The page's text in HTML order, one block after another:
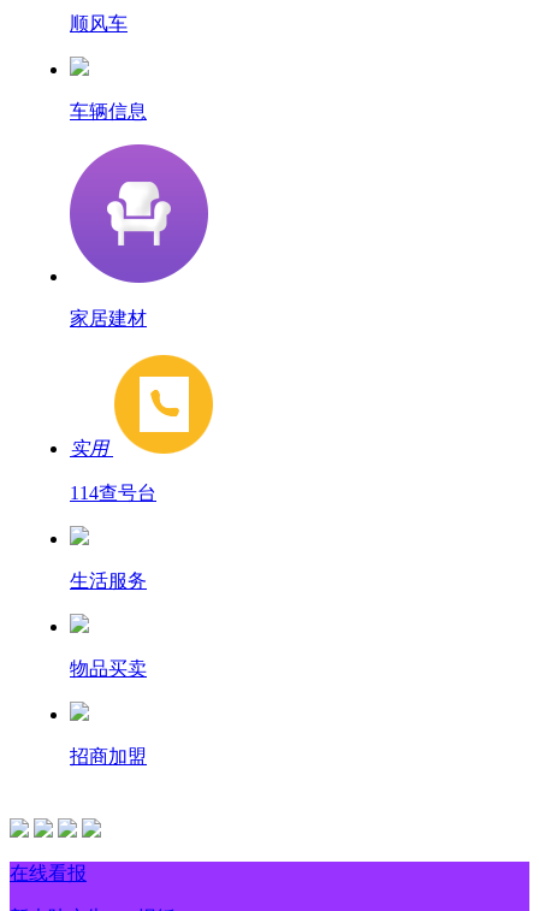
顺风车
车辆信息
家居建材
实用
114查号台
生活服务
物品买卖
招商加盟
在线看报